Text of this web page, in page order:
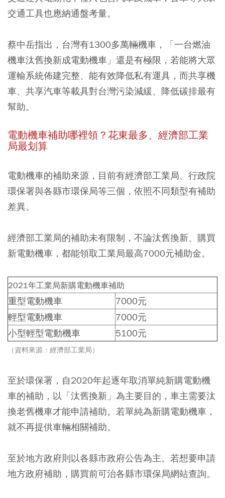
交通工具也應納通盤考量。
蔡中岳指出，台灣有1300多萬輛機車，「一台燃油
機車汰舊換新成電動機車」還是有極限，若能將大眾
運輸系統佈建完整、能有效降低私有運具，而共享機
車、共享汽車等載具對台灣污染減緩、降低碳排最有
幫助。
電動機車補助哪裡領？花東最多、經濟部工業
局最划算
電動機車的補助來源，目前有經濟部工業局、行政院
環保署與各縣市環保局等三個，依照不同類型有補助
差異。
經濟部工業局的補助未有限制， 不論汰舊換新、購買
新電動機車，都能領取工業局最高7000元補助金。
2021年工業局新購電動機車補助
重型電動機車
7000元
輕型電動機車
7000元
小型輕型電動機車
5100元
（資料來源：經濟部工業局）
至於環保署，自2020年起逐年取消單純新購電動機
車的補助，以「汰舊換新」為主要目的，車主需要汰
換老舊機車才能申請補助。若單純為新購電動機車，
就不再提供車輛相關補助。
至於地方政府則以各縣市政府公告為主。若想要申請
地方政府補助，購買前可治各縣市環保局網站查詢。